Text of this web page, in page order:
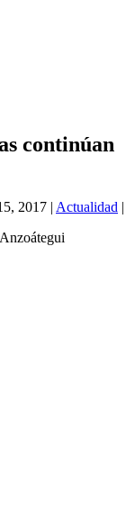
continúan
2017 | Actualidad |